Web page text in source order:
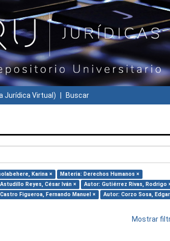
Jurídica Virtual) Buscar
Karina ×
Materia: Derechos Humanos ×
Reyes, César Iván ×
Autor: Gutiérrez Rivas, Rodrigo
Figueroa, Fernando Manuel ×
Autor: Corzo Sosa,
Mostrar